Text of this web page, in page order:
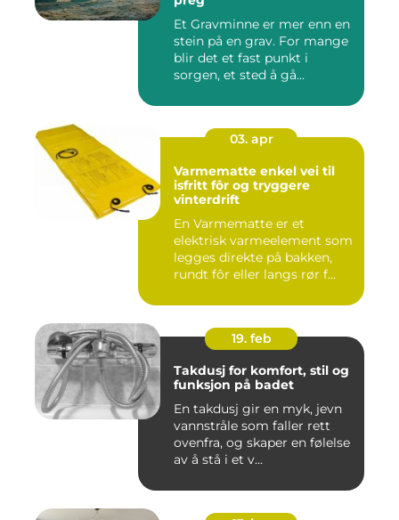
Et Gravminne er mer enn en
stein på en grav. For mange
blir det et fast punkt i
sorgen, et sted å gå...
03. apr
Varmematte enkel vei til
isfritt fôr og tryggere
vinterdrift
En Varmematte er et
elektrisk varmeelement som
legges direkte på bakken,
rundt fôr eller langs rør f...
19. feb
Takdusj for komfort, stil og
funksjon på badet
En takdusj gir en myk, jevn
vannstråle som faller rett
ovenfra, og skaper en følelse
av å stå i et v...